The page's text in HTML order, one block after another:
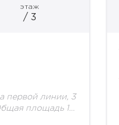
этаж
/ 3
первой линии, 3
площадь 1